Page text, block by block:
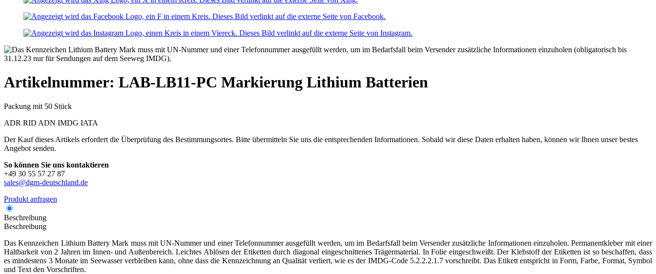
Artikelnummer: LAB-LB11-PC Markierung Lithium Batterien
Packung mit 50 Stück
ADR RID ADN IMDG IATA
Der Kauf dieses Artikels erfordert die Überprüfung des Bestimmungsortes. Bitte übermitteln Sie uns die entsprechenden Informationen. Sobald wir diese Daten erhalten haben, können wir Ihnen unser bestes
Angebot senden.
So können Sie uns kontaktieren
+49 30 55 57 27 87
sales@dgm-deutschland.de
Produkt anfragen
Beschreibung
Beschreibung
Das Kennzeichen Lithium Battery Mark muss mit UN-Nummer und einer Telefonnummer ausgefüllt werden, um im Bedarfsfall beim Versender zusätzliche Informationen einzuholen. Permanentkleber mit einer
Haltbarkeit von 2 Jahren im Innen- und Außenbereich. Leichtes Ablösen der Etiketten durch diagonal eingeschnittenes Trägermaterial. In Folie eingeschweißt. Der Klebstoff der Etiketten ist so beschaffen, dass
es mindestens 3 Monate im Seewasser verbleiben kann, ohne dass die Kennzeichnung an Qualität verliert, wie es der IMDG-Code 5.2.2.2.1.7 vorschreibt. Das Etikett entspricht in Form, Farbe, Format, Symbol
und Text den Vorschriften.